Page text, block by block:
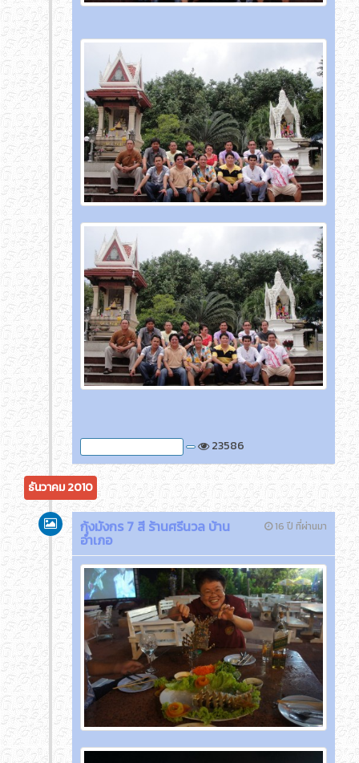
23586
ธันวาคม 2010
16 ปี ที่ผ่านมา
กุ้งมังกร 7 สี ร้านศรีนวล บ้าน
อำเภอ